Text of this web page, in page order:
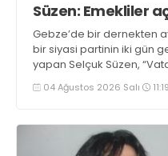
Süzen: Emekliler
Gebze’de bir dernekten
bir siyasi partinin iki gün
yapan Selçuk Süzen, “Vatan Savunucuları Teşkilatı’nın
Genel Başkan Yardımcısı
Süzen’in görevi yazılı
04 Ağustos 2026 Salı 11:19